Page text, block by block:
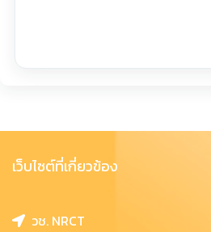
เว็บไซต์ที่เกี่ยวข้อง
วช. NRCT